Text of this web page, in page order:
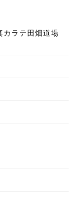
カラテ田畑道場